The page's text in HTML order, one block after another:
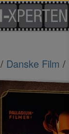
Danske Film